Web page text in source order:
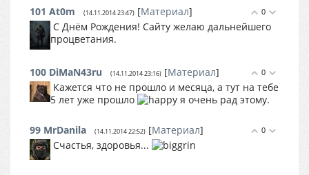
0
101 At0m (14.11.2014 23:47) [Материал]
С Днём Рождения! Сайту желаю дальнейшего
процветания.
0
100 DiMaN43ru (14.11.2014 23:16) [Материал]
Кажется что не прошло и месяца, а тут на тебе
5 лет уже прошло
я очень рад этому.
0
99 MrDanila (14.11.2014 22:52) [Материал]
Счастья, здоровья...